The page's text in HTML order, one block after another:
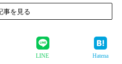
事を見る
LINE Hatena